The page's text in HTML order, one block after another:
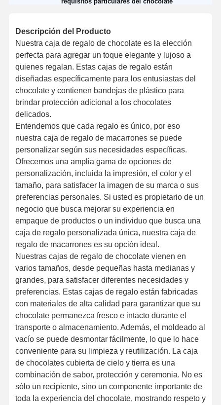
Descripción del Producto
Nuestra caja de regalo de chocolate es la elección
perfecta para agregar un toque elegante y lujoso a
quienes regalan. Estas cajas de regalo están
diseñadas específicamente para los entusiastas del
chocolate y contienen bandejas de plástico para
brindar protección adicional a los chocolates
delicados.
Entendemos que cada regalo es único, por eso
nuestra caja de regalo de macarrones se puede
personalizar según sus necesidades específicas.
Ofrecemos una amplia gama de opciones de
personalización, incluida la impresión, el color y el
tamaño, para satisfacer la imagen de su marca o sus
preferencias personales. Si usted es propietario de un
negocio que busca mejorar su experiencia en
empaque de productos o un individuo que busca una
caja de regalo personalizada única, nuestra caja de
regalo de macarrones es su opción ideal.
Nuestras cajas de regalo de chocolate vienen en
varios tamaños, desde pequeñas hasta medianas y
grandes, para satisfacer diferentes necesidades y
preferencias. Estas cajas de regalo están fabricadas
con materiales de alta calidad para garantizar que su
chocolate permanezca fresco e intacto durante el
transporte o almacenamiento. Además, el moldeado al
vacío se puede desmontar fácilmente, lo que lo hace
conveniente para su limpieza y reutilización. La caja
de chocolates cubierta de cielo y tierra es una
combinación de sabor, protección y ceremonia. No es
sólo un recipiente, sino un componente importante de
toda la experiencia del chocolate, mostrando respeto y